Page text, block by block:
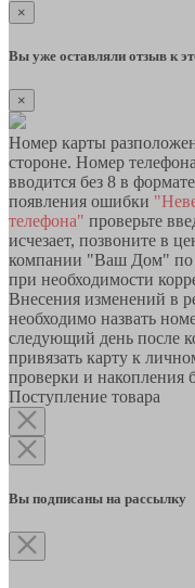
×
Вы уже оставляли отзыв к
×
Номер карты
стороне. Номер
вводится без 8 в
появления ошибки
телефона" проверьте
исчезает, позвоните в
компании "Ваш Дом" по
при необходимости
Внесения изменений в
необходимо назвать
следующий день после
привязать карту к
проверки и накопления
Поступление товара
Вы подписаны на рассылку